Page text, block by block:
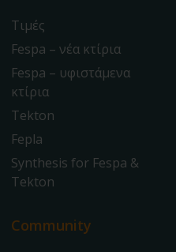
Τιμές
Fespa – νέα κτίρια
Fespa – υφιστάμενα
κτίρια
Tekton
Fepla
Synthesis for Fespa &
Tekton
Community